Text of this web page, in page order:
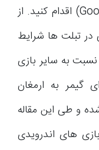
گوگل پلی استور (Google Play Store) اقدام کنید. از
در تبلت ها شرایط
به سایر بازی
گیمر به ارمغان
و طی این مقاله
بهترین بازی های اندرویدی